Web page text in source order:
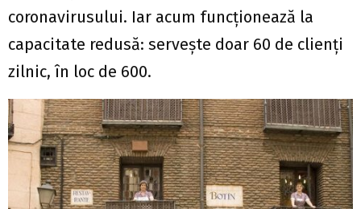
coronavirusului. Iar acum funcționează la
capacitate redusă: serveşte doar 60 de clienţi
zilnic, în loc de 600.